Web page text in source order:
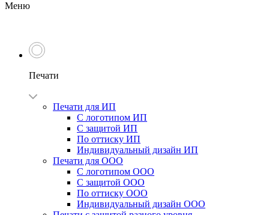
Меню
Печати
Печати для ИП
С логотипом ИП
С защитой ИП
По оттиску ИП
Индивидуальный дизайн ИП
Печати для ООО
С логотипом ООО
С защитой ООО
По оттиску ООО
Индивидуальный дизайн ООО